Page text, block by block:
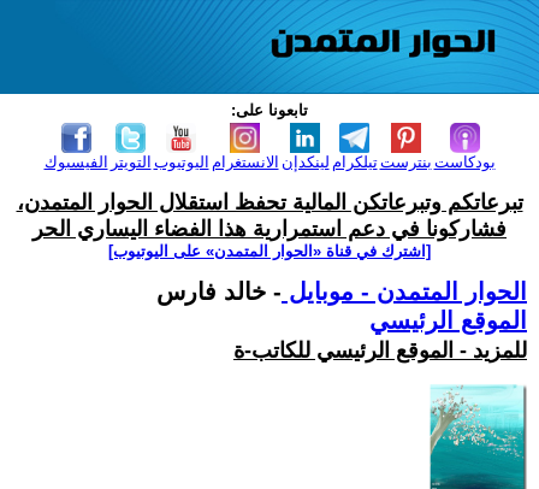
تابعونا على:
الفيسبوك التويتر اليوتيوب الانستغرام لينكدإن تيلكرامبنترست بودكاست
تبرعاتكم وتبرعاتكن المالية تحفظ استقلال الحوار المتمدن،
فشاركونا في دعم استمرارية هذا الفضاء اليساري الحر
[اشترك في قناة ‫«الحوار المتمدن» على اليوتيوب]
الحوار المتمدن - موبايل - خالد فارس
الموقع الرئيسي
للمزيد - الموقع الرئيسي للكاتب-ة